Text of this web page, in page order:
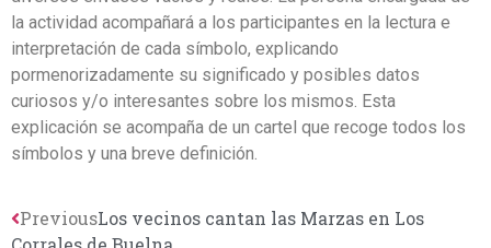
la actividad acompañará a los participantes en la lectura e
interpretación de cada símbolo, explicando
pormenorizadamente su significado y posibles datos
curiosos y/o interesantes sobre los mismos. Esta
explicación se acompaña de un cartel que recoge todos los
símbolos y una breve definición.
PreviousLos vecinos cantan las Marzas en Los